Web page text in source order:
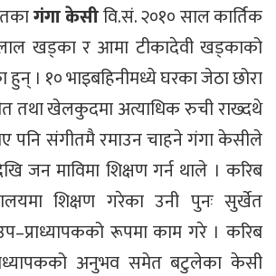
गंगा केसीवि.सं. २०१० साल कार्तिक
खड्का र आमा टीकादेवी खड्काको
। १० भाइबहिनीमध्ये घरका जेठा छोरा
तथा खेलकुदमा अत्याधिक रुची राख्दथे
पनि संगीतमै रमाउन चाहने गंगा केसीले
जन माविमा शिक्षण गर्न थाले । करिब
शिक्षण गरेका उनी पुनः सुर्खेत
रूपमा काम गरे । करिब
अनुभव समेत बटुलेका केसी